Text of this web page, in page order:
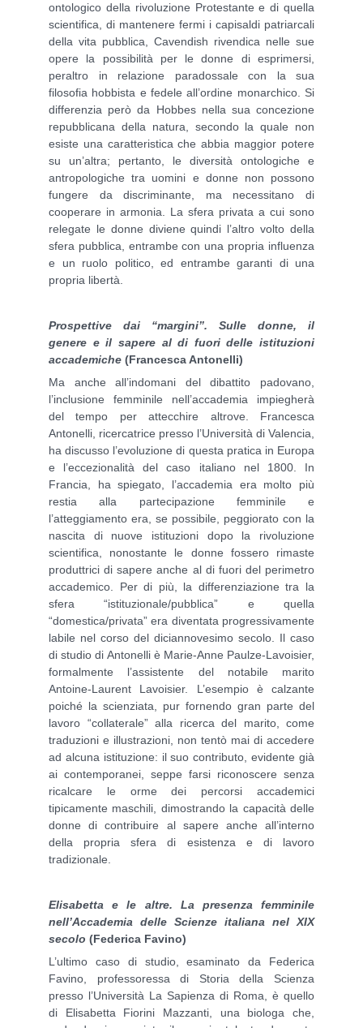
ontologico della rivoluzione Protestante e di quella
scientifica, di mantenere fermi i capisaldi patriarcali
della vita pubblica, Cavendish rivendica nelle sue
opere la possibilità per le donne di esprimersi,
peraltro in relazione paradossale con la sua
filosofia hobbista e fedele all’ordine monarchico. Si
differenzia però da Hobbes nella sua concezione
repubblicana della natura, secondo la quale non
esiste una caratteristica che abbia maggior potere
su un’altra; pertanto, le diversità ontologiche e
antropologiche tra uomini e donne non possono
fungere da discriminante, ma necessitano di
cooperare in armonia. La sfera privata a cui sono
relegate le donne diviene quindi l’altro volto della
sfera pubblica, entrambe con una propria influenza
e un ruolo politico, ed entrambe garanti di una
propria libertà.
Prospettive dai “margini”. Sulle donne, il
genere e il sapere al di fuori delle istituzioni
accademiche (Francesca Antonelli)
Ma anche all’indomani del dibattito padovano,
l’inclusione femminile nell’accademia impiegherà
del tempo per attecchire altrove. Francesca
Antonelli, ricercatrice presso l’Università di Valencia,
ha discusso l’evoluzione di questa pratica in Europa
e l’eccezionalità del caso italiano nel 1800. In
Francia, ha spiegato, l’accademia era molto più
restia alla partecipazione femminile e
l’atteggiamento era, se possibile, peggiorato con la
nascita di nuove istituzioni dopo la rivoluzione
scientifica, nonostante le donne fossero rimaste
produttrici di sapere anche al di fuori del perimetro
accademico. Per di più, la differenziazione tra la
sfera “istituzionale/pubblica” e quella
“domestica/privata” era diventata progressivamente
labile nel corso del diciannovesimo secolo. Il caso
di studio di Antonelli è Marie-Anne Paulze-Lavoisier,
formalmente l’assistente del notabile marito
Antoine-Laurent Lavoisier. L’esempio è calzante
poiché la scienziata, pur fornendo gran parte del
lavoro “collaterale” alla ricerca del marito, come
traduzioni e illustrazioni, non tentò mai di accedere
ad alcuna istituzione: il suo contributo, evidente già
ai contemporanei, seppe farsi riconoscere senza
ricalcare le orme dei percorsi accademici
tipicamente maschili, dimostrando la capacità delle
donne di contribuire al sapere anche all’interno
della propria sfera di esistenza e di lavoro
tradizionale.
Elisabetta e le altre. La presenza femminile
nell’Accademia delle Scienze italiana nel XIX
secolo (Federica Favino)
L’ultimo caso di studio, esaminato da Federica
Favino, professoressa di Storia della Scienza
presso l’Università La Sapienza di Roma, è quello
di Elisabetta Fiorini Mazzanti, una biologa che,